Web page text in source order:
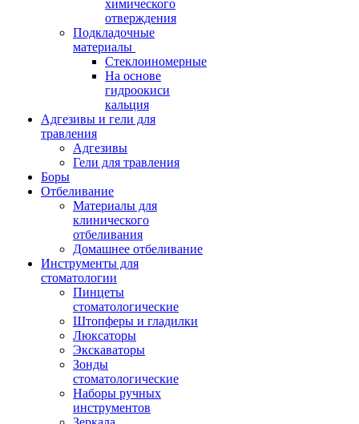
химического
отверждения
Подкладочные
материалы
Стеклоиномерные
На основе
гидроокиси
кальция
Адгезивы и гели для
травления
Адгезивы
Гели для травления
Боры
Отбеливание
Материалы для
клинического
отбеливания
Домашнее отбеливание
Инструменты для
стоматологии
Пинцеты
стоматологические
Штопферы и гладилки
Люксаторы
Экскаваторы
Зонды
стоматологические
Наборы ручных
инструментов